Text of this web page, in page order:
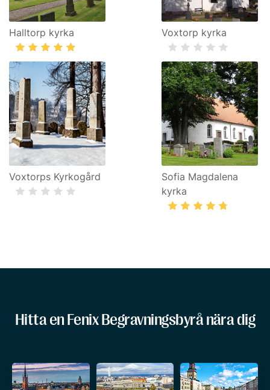
Halltorp kyrka Voxtorp kyrka
Voxtorps Kyrkogård
Sofia Magdalena
kyrka
Hitta en Fenix Begravningsbyrå nära dig